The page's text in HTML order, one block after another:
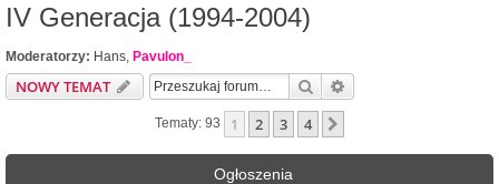
IV Generacja (1994-2004)
Moderatorzy: Hans, Pavulon_
NOWY TEMAT Szukaj
Tematy: 93 1 2 3 4
Ogłoszenia